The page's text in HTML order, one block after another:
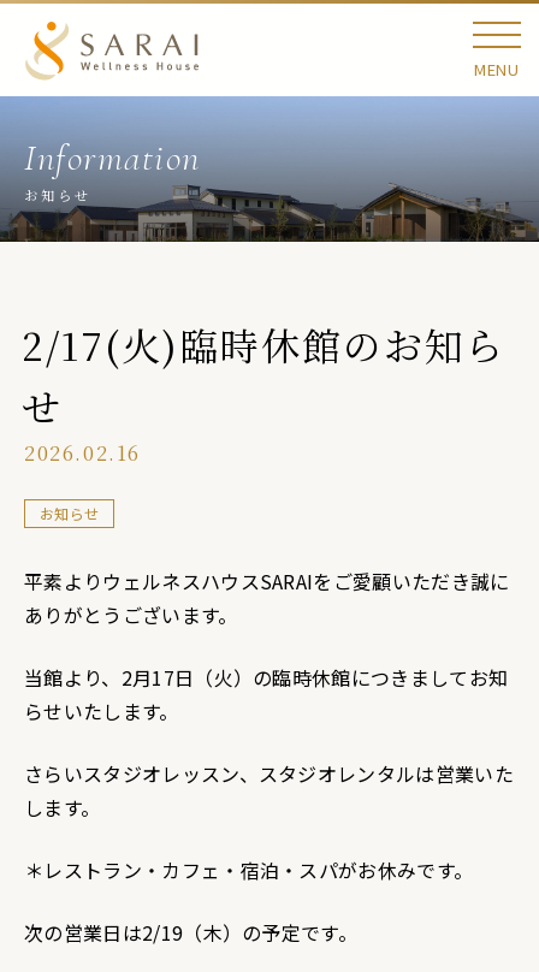
MENU
お知らせ
2/17(火)臨時休館のお知ら
せ
2026.02.16
お知らせ
平素よりウェルネスハウスSARAIをご愛顧いただき誠に
ありがとうございます。
当館より、2月17日（火）の臨時休館につきましてお知
らせいたします。
さらいスタジオレッスン、スタジオレンタルは営業いた
します。
＊レストラン・カフェ・宿泊・スパがお休みです。
次の営業日は2/19（木）の予定です。